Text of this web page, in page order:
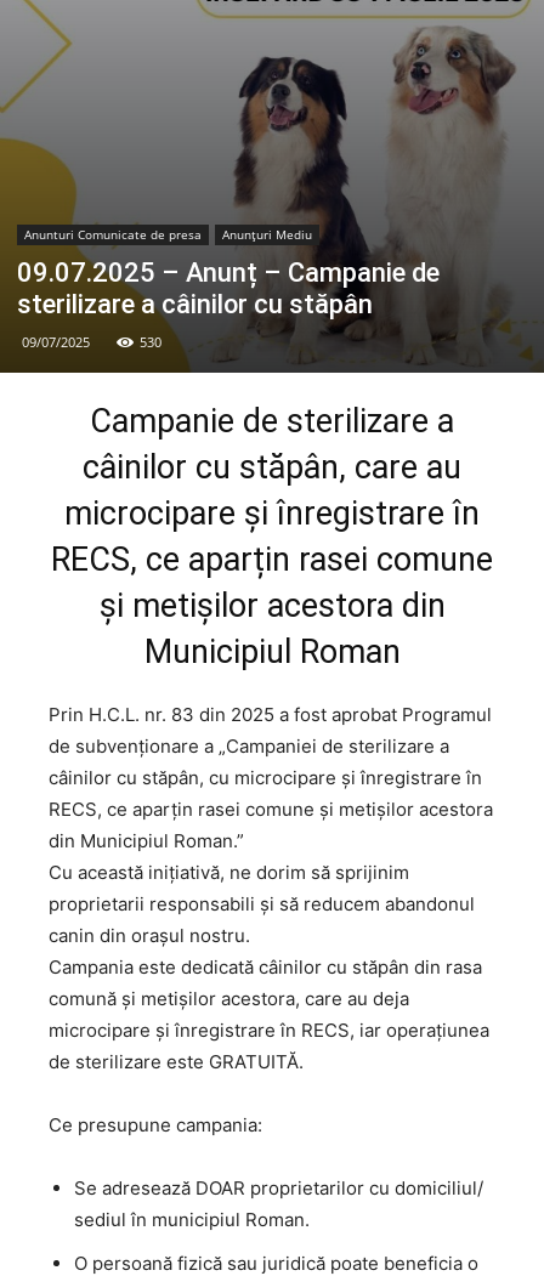
Anunturi Comunicate de presa Anunțuri Mediu
09.07.2025 – Anunț – Campanie de
sterilizare a câinilor cu stăpân
09/07/2025 530
Campanie de sterilizare a
câinilor cu stăpân, care au
microcipare și înregistrare în
RECS, ce aparțin rasei comune
și metișilor acestora din
Municipiul Roman
Prin H.C.L. nr. 83 din 2025 a fost aprobat Programul
de subvenționare a „Campaniei de sterilizare a
câinilor cu stăpân, cu microcipare și înregistrare în
RECS, ce aparțin rasei comune și metișilor acestora
din Municipiul Roman.”
Cu această inițiativă, ne dorim să sprijinim
proprietarii responsabili și să reducem abandonul
canin din orașul nostru.
Campania este dedicată câinilor cu stăpân din rasa
comună și metișilor acestora, care au deja
microcipare și înregistrare în RECS, iar operațiunea
de sterilizare este GRATUITĂ.
Ce presupune campania:
Se adresează DOAR proprietarilor cu domiciliul/
sediul în municipiul Roman.
O persoană fizică sau juridică poate beneficia o